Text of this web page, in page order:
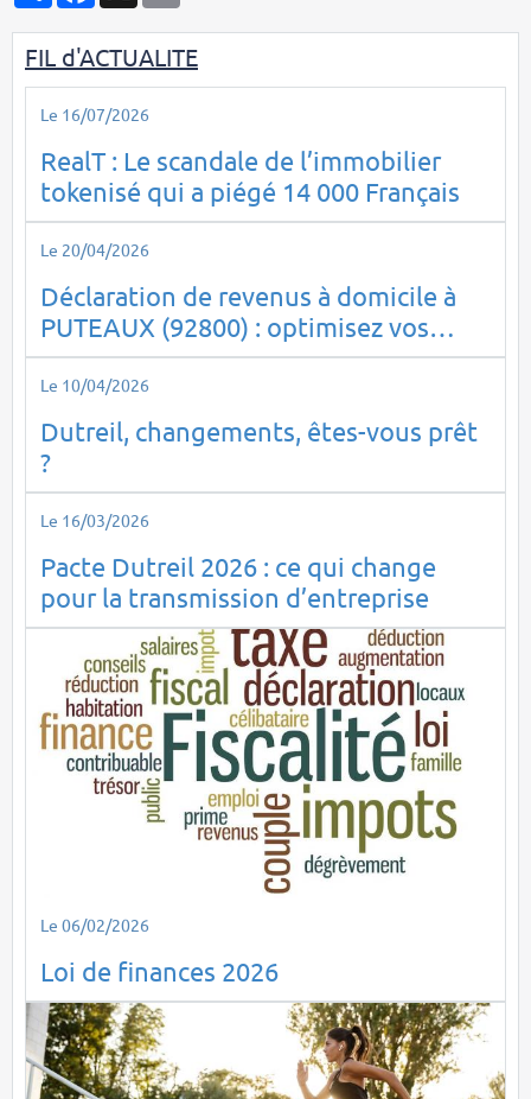
FIL d'ACTUALITE
Le 16/07/2026
RealT : Le scandale de l’immobilier
tokenisé qui a piégé 14 000 Français
Le 20/04/2026
Déclaration de revenus à domicile à
PUTEAUX (92800) : optimisez vos
impôts en toute sérénité
Le 10/04/2026
Dutreil, changements, êtes-vous prêt
?
Le 16/03/2026
Pacte Dutreil 2026 : ce qui change
pour la transmission d’entreprise
Le 06/02/2026
Loi de finances 2026